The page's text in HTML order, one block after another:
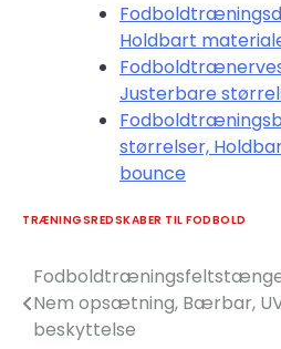
Holdbart
Justerbare
størrelser,
bounce
TRÆNINGSREDSKABER TIL FODBOLD
Post
navigation
Nem opsætning, Bærbar,
beskyttelse